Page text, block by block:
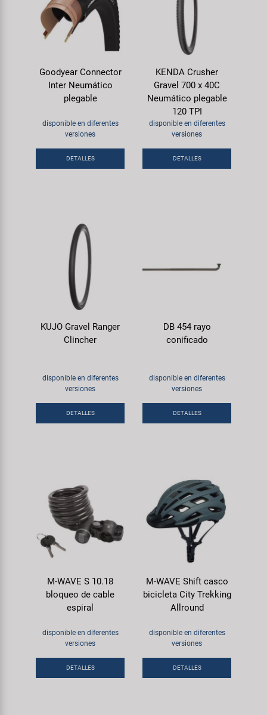
Goodyear Connector
Inter Neumático
plegable
disponible en diferentes
versiones
DETALLES
KENDA Crusher
Gravel 700 x 40C
Neumático plegable
120 TPI
disponible en diferentes
versiones
DETALLES
KUJO Gravel Ranger
Clincher
disponible en diferentes
versiones
DETALLES
DB 454 rayo
conificado
disponible en diferentes
versiones
DETALLES
M-WAVE S 10.18
bloqueo de cable
espiral
disponible en diferentes
versiones
DETALLES
M-WAVE Shift casco
bicicleta City Trekking
Allround
disponible en diferentes
versiones
DETALLES